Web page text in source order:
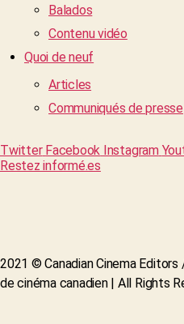
Balados
Contenu vidéo
Quoi de neuf
Articles
Communiqués de presse
Twitter Facebook Instagram
Restez informé.es
2021 © Canadian Cinema
de cinéma canadien | All Rights